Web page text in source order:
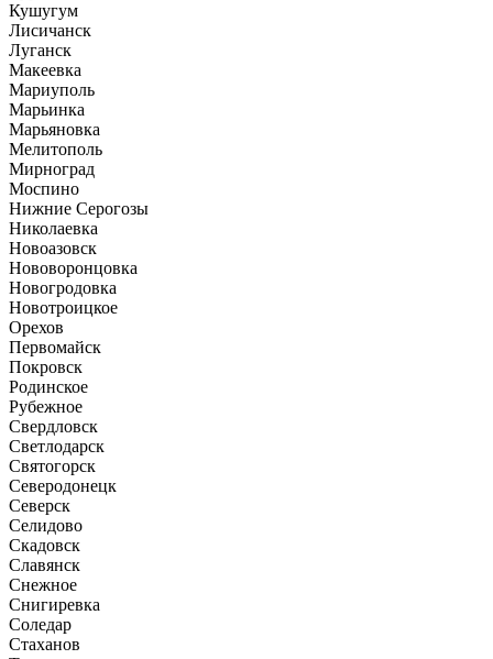
Кушугум
Лисичанск
Луганск
Макеевка
Мариуполь
Марьинка
Марьяновка
Мелитополь
Мирноград
Моспино
Нижние Серогозы
Николаевка
Новоазовск
Нововоронцовка
Новогродовка
Новотроицкое
Орехов
Первомайск
Покровск
Родинское
Рубежное
Свердловск
Светлодарск
Святогорск
Северодонецк
Северск
Селидово
Скадовск
Славянск
Снежное
Снигиревка
Соледар
Стаханов